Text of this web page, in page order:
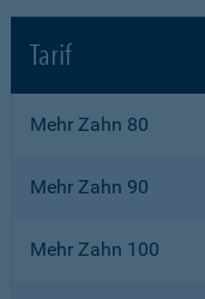
Tarif
Mehr Zahn 80
Mehr Zahn 90
Mehr Zahn 100